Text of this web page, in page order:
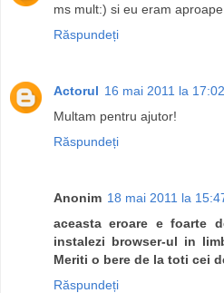
ms mult:) si eu eram
Răspundeți
Actorul 16 mai 2011 la 17:02
Multam pentru ajutor!
Răspundeți
Anonim 18 mai 2011 la
aceasta eroare e foarte
instalezi browser-ul in
Meriti o bere de la toti cei
Răspundeți